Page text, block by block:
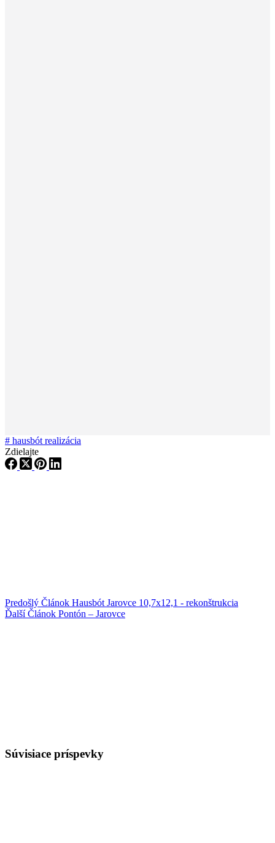
# hausbót realizácia
Zdielajte
Predošlý Článok Hausbót Jarovce 10,7x12,1 - rekonštrukcia
ĎalšíČlánok Pontón – Jarovce
Súvisiace príspevky